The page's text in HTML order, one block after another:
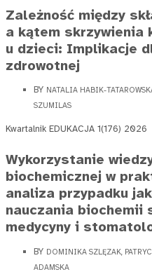
Zależność między
a kątem skrzywienia
u dzieci: Implikacje
zdrowotnej
BY NATALIA HABIK-
SZUMILAS
Kwartalnik EDUKACJA 1(176) 2026
Wykorzystanie
biochemicznej w
analiza przypadku
nauczania biochemii
medycyny i
BY DOMINIKA SZLĘZAK,
ADAMSKA